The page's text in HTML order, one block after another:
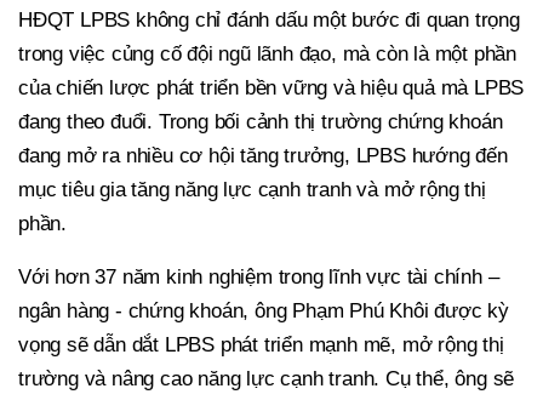
HĐQT LPBS không chỉ đánh dấu một bước đi quan trọng
trong việc củng cố đội ngũ lãnh đạo, mà còn là một phần
của chiến lược phát triển bền vững và hiệu quả mà LPBS
đang theo đuổi. Trong bối cảnh thị trường chứng khoán
đang mở ra nhiều cơ hội tăng trưởng, LPBS hướng đến
mục tiêu gia tăng năng lực cạnh tranh và mở rộng thị
phần.
Với hơn 37 năm kinh nghiệm trong lĩnh vực tài chính –
ngân hàng - chứng khoán, ông Phạm Phú Khôi được kỳ
vọng sẽ dẫn dắt LPBS phát triển mạnh mẽ, mở rộng thị
trường và nâng cao năng lực cạnh tranh. Cụ thể, ông sẽ